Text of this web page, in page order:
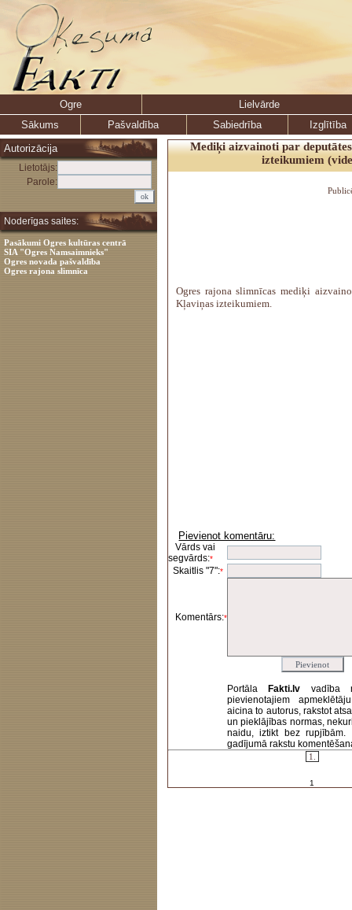
Ogre
Lielvārde
Sākums
Pašvaldība Sabiedrība
Izglītība
Autorizācija
Lietotājs:
Parole:
Noderīgas saites:
Pasākumi Ogres kultūras centrā
SIA "Ogres Namsaimnieks"
Ogres novada pašvaldība
Ogres rajona slimnīca
Mediķi aizvainoti par
izteikumiem
Ogres rajona slimnīcas mediķi
Kļaviņas izteikumiem.
Pievienot komentāru:
Vārds vai
segvārds:*
Skaitlis "7":*
Komentārs:*
Portāla Fakti.lv vadība
pievienotajiem
aicina to autorus, rakstot
un pieklājības normas,
naidu, iztikt bez rupjībām.
gadījumā rakstu
1.
1